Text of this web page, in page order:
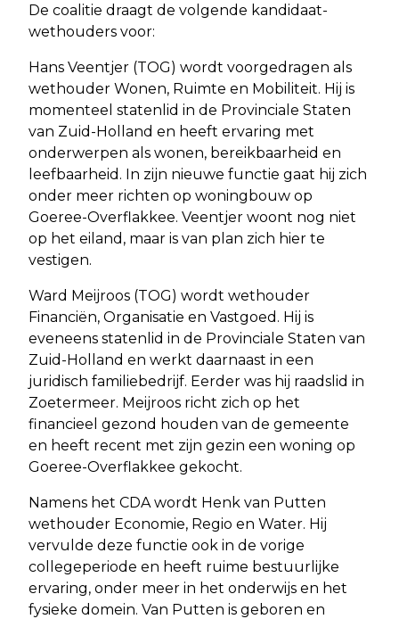
De coalitie draagt de volgende kandidaat-
wethouders voor:
Hans Veentjer (TOG) wordt voorgedragen als
wethouder Wonen, Ruimte en Mobiliteit. Hij is
momenteel statenlid in de Provinciale Staten
van Zuid-Holland en heeft ervaring met
onderwerpen als wonen, bereikbaarheid en
leefbaarheid. In zijn nieuwe functie gaat hij zich
onder meer richten op woningbouw op
Goeree-Overflakkee. Veentjer woont nog niet
op het eiland, maar is van plan zich hier te
vestigen.
Ward Meijroos (TOG) wordt wethouder
Financiën, Organisatie en Vastgoed. Hij is
eveneens statenlid in de Provinciale Staten van
Zuid-Holland en werkt daarnaast in een
juridisch familiebedrijf. Eerder was hij raadslid in
Zoetermeer. Meijroos richt zich op het
financieel gezond houden van de gemeente
en heeft recent met zijn gezin een woning op
Goeree-Overflakkee gekocht.
Namens het CDA wordt Henk van Putten
wethouder Economie, Regio en Water. Hij
vervulde deze functie ook in de vorige
collegeperiode en heeft ruime bestuurlijke
ervaring, onder meer in het onderwijs en het
fysieke domein. Van Putten is geboren en